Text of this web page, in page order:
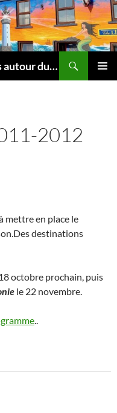
Pour les passionnés de voyages autour du Léman
2012
mettre en place le
destinations
octobre prochain, puis
le 22 novembre.
..